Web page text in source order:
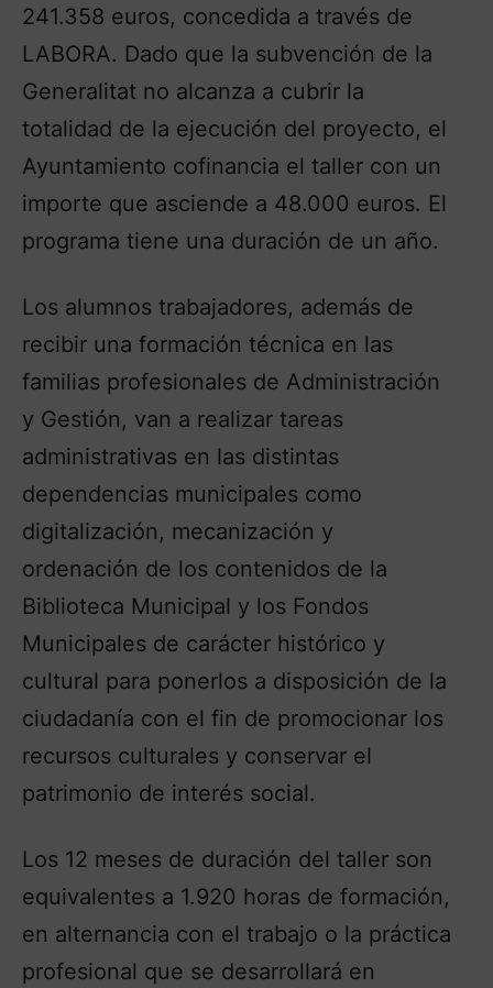
241.358 euros, concedida a través de
LABORA. Dado que la subvención de la
Generalitat no alcanza a cubrir la
totalidad de la ejecución del proyecto, el
Ayuntamiento cofinancia el taller con un
importe que asciende a 48.000 euros. El
programa tiene una duración de un año.
Los alumnos trabajadores, además de
recibir una formación técnica en las
familias profesionales de Administración
y Gestión, van a realizar tareas
administrativas en las distintas
dependencias municipales como
digitalización, mecanización y
ordenación de los contenidos de la
Biblioteca Municipal y los Fondos
Municipales de carácter histórico y
cultural para ponerlos a disposición de la
ciudadanía con el fin de promocionar los
recursos culturales y conservar el
patrimonio de interés social.
Los 12 meses de duración del taller son
equivalentes a 1.920 horas de formación,
en alternancia con el trabajo o la práctica
profesional que se desarrollará en